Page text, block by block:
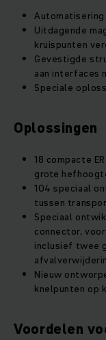
Uitdagende
kruispunten
Gevestigde
aan interfaces
Speciale
Oplossingen
18 compacte
grote
104 speciaal
tussen
Speciaal
connector,
inclusief twee
Nieuw
knelpunten op
Voordelen